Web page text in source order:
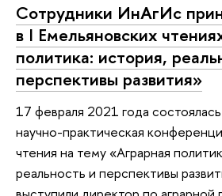
Сотрудники ИнАгИс
в I Емельяновских
политика: история,
перспективы развития»
17 февраля 2021 года
научно-практическая
чтения на тему «Аграрная
реальность и перспективы